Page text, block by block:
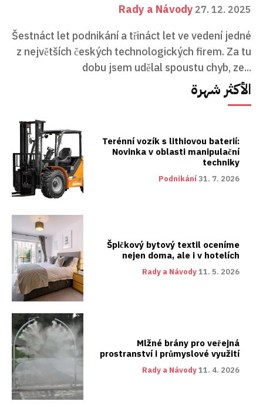
Rady a Návody 27. 12. 2025
Šestnáct let podnikání a třináct let ve vedení jedné
z největších českých technologických firem. Za tu
dobu jsem udělal spoustu chyb, ze...
الأكثر شهرة
Terénní vozík s lithiovou baterií:
Novinka v oblasti manipulační
techniky
Podnikání31. 7. 2026
Špičkový bytový textil oceníme
nejen doma, ale i v hotelích
Rady a Návody11. 5. 2026
Mlžné brány pro veřejná
prostranství i průmyslové využití
Rady a Návody11. 4. 2026